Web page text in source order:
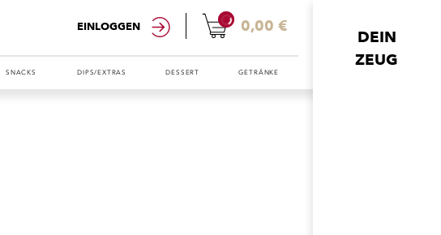
EINLOGGEN
0 0,00 €
DEIN
ZEUG
SNACKS DIPS/EXTRAS DESSERT GETRÄNKE